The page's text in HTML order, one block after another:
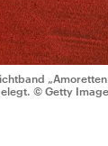
© Getty